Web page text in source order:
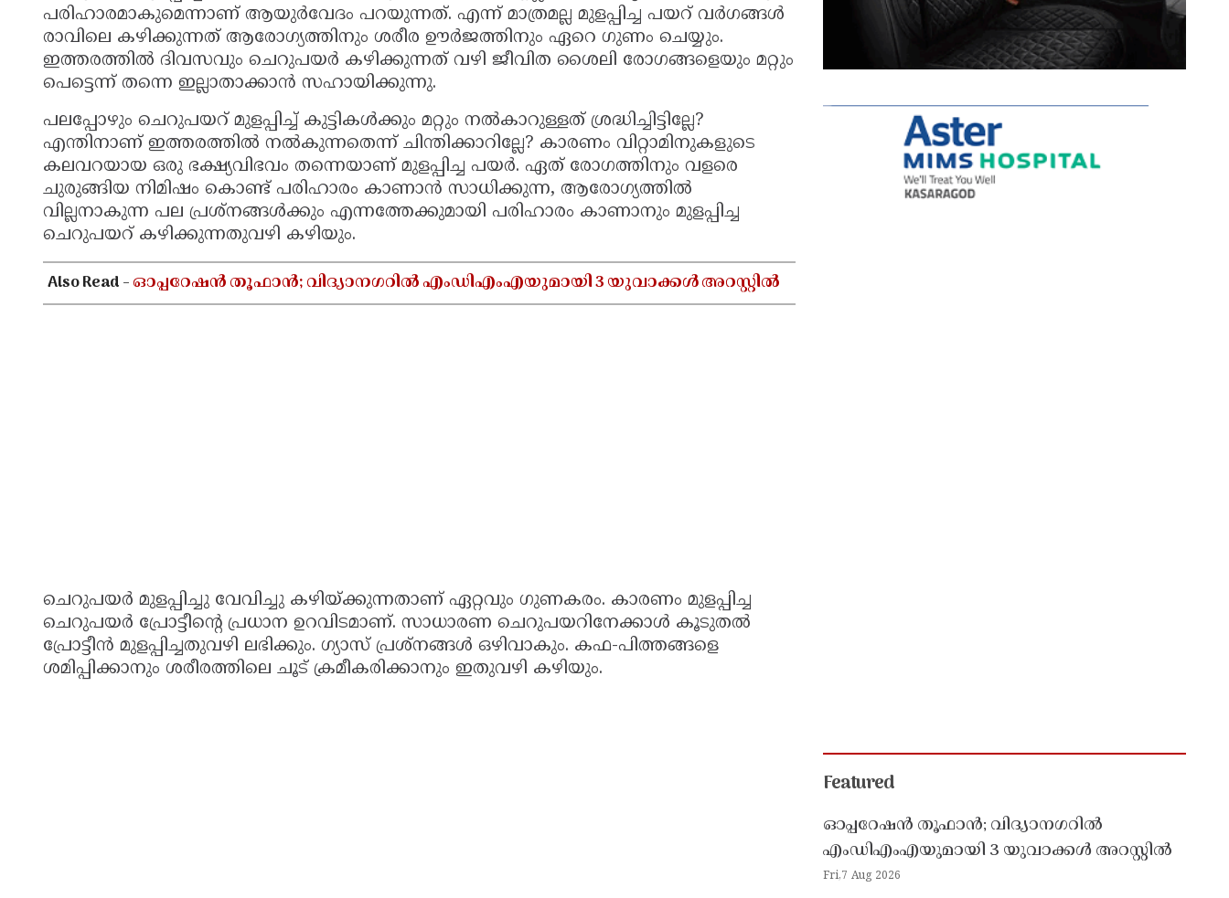
പരിഹാരമാകുമെന്നാണ് ആയുര്‍വേദം പറയുന്നത്. എന്ന് മാത്രമല്ല മുളപ്പിച്ച പയറ് വര്‍ഗങ്ങള്‍
രാവിലെ കഴിക്കുന്നത് ആരോഗ്യത്തിനും ശരീര ഊര്‍ജത്തിനും ഏറെ ഗുണം ചെയ്യും.
ഇത്തരത്തില്‍ ദിവസവും ചെറുപയര്‍ കഴിക്കുന്നത് വഴി ജീവിത ശൈലി രോഗങ്ങളെയും മറ്റും
പെട്ടെന്ന് തന്നെ ഇല്ലാതാക്കാന്‍ സഹായിക്കുന്നു.
പലപ്പോഴും ചെറുപയറ് മുളപ്പിച്ച് കുട്ടികള്‍ക്കും മറ്റും നല്‍കാറുള്ളത് ശ്രദ്ധിച്ചിട്ടില്ലേ?
എന്തിനാണ് ഇത്തരത്തില്‍ നല്‍കുന്നതെന്ന് ചിന്തിക്കാറില്ലേ? കാരണം വിറ്റാമിനുകളുടെ
കലവറയായ ഒരു ഭക്ഷ്യവിഭവം തന്നെയാണ് മുളപ്പിച്ച പയര്‍. ഏത് രോഗത്തിനും വളരെ
ചുരുങ്ങിയ നിമിഷം കൊണ്ട് പരിഹാരം കാണാന്‍ സാധിക്കുന്ന, ആരോഗ്യത്തില്‍
വില്ലനാകുന്ന പല പ്രശ്‌നങ്ങള്‍ക്കും എന്നത്തേക്കുമായി പരിഹാരം കാണാനും മുളപ്പിച്ച
ചെറുപയറ് കഴിക്കുന്നതുവഴി കഴിയും.
Also Read -ഓപ്പറേഷൻ തൂഫാൻ; വിദ്യാനഗറിൽ എംഡിഎംഎയുമായി 3 യുവാക്കൾ അറസ്റ്റിൽ
ചെറുപയര്‍ മുളപ്പിച്ചു വേവിച്ചു കഴിയ്ക്കുന്നതാണ് ഏറ്റവും ഗുണകരം. കാരണം മുളപ്പിച്ച
ചെറുപയര്‍ പ്രോട്ടീന്റെ പ്രധാന ഉറവിടമാണ്. സാധാരണ ചെറുപയറിനേക്കാള്‍ കൂടുതല്‍
പ്രോട്ടീന്‍ മുളപ്പിച്ചതുവഴി ലഭിക്കും. ഗ്യാസ് പ്രശ്നങ്ങള്‍ ഒഴിവാകും. കഫ-പിത്തങ്ങളെ
ശമിപ്പിക്കാനും ശരീരത്തിലെ ചൂട് ക്രമീകരിക്കാനും ഇതുവഴി കഴിയും.
Featured
ഓപ്പറേഷൻ തൂഫാൻ; വിദ്യാനഗറിൽ
എംഡിഎംഎയുമായി 3 യുവാക്കൾ അറസ്റ്റിൽ
Fri,7 Aug 2026